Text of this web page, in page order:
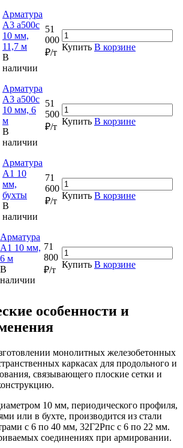
Арматура
А3 а500с
10 мм,
11,7 м
В
наличии
51
000
₽/т
Купить В корзине
Арматура
А3 а500с
10 мм, 6
м
В
наличии
51
500
₽/т
Купить В корзине
Арматура
А1 10
мм,
бухты
В
наличии
71
600
₽/т
Купить В корзине
Арматура
А1 10 мм,
6 м
В
наличии
71
800
₽/т
Купить В корзине
особенности и
монолитных железобетонных
каркасах для продольного и
связывающего плоские сетки и
10 мм, периодического профиля,
или в бухте, производится из стали
с 6 по 40 мм, 32Г2Рпс с 6 по 22 мм.
соединениях при армировании.